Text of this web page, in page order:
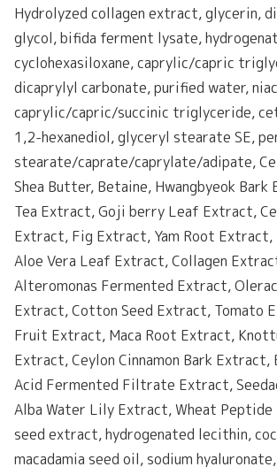
Hydrolyzed collagen extract, glycerin,
glycol, bifida ferment lysate,
cyclohexasiloxane, caprylic/capric
dicaprylyl carbonate, purified water,
caprylic/capric/succinic triglyceride,
1,2-hexanediol, glyceryl stearate SE,
stearate/caprate/caprylate/adipate,
Shea Butter, Betaine, Hwangbyeok Bark
Tea Extract, Goji berry Leaf Extract,
Extract, Fig Extract, Yam Root
Aloe Vera Leaf Extract, Collagen
Alteromonas Fermented Extract,
Extract, Cotton Seed Extract, Tomato
Fruit Extract, Maca Root Extract,
Extract, Ceylon Cinnamon Bark
Acid Fermented Filtrate Extract,
Alba Water Lily Extract, Wheat Peptide
seed extract, hydrogenated lecithin,
macadamia seed oil, sodium